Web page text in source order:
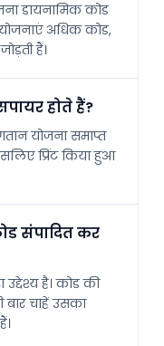
डायनामिक कोड
अधिक कोड,
हैं।
होते हैं?
योजना समाप्त
प्रिंट किया हुआ
संपादित कर
है। कोड की
बार चाहें उसका